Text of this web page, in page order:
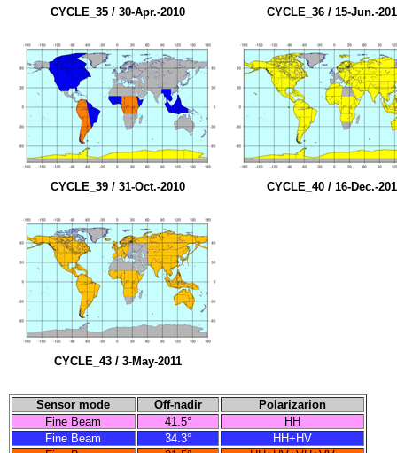
CYCLE_35 / 30-Apr.-2010 CYCLE_36 / 15-Jun.-
CYCLE_39 / 31-Oct.-2010 CYCLE_40 / 16-Dec.-
CYCLE_43 / 3-May-2011
Sensor mode Off-nadir
Polarizarion
Fine Beam
41.5°
HH
Fine Beam
34.3°
HH+HV